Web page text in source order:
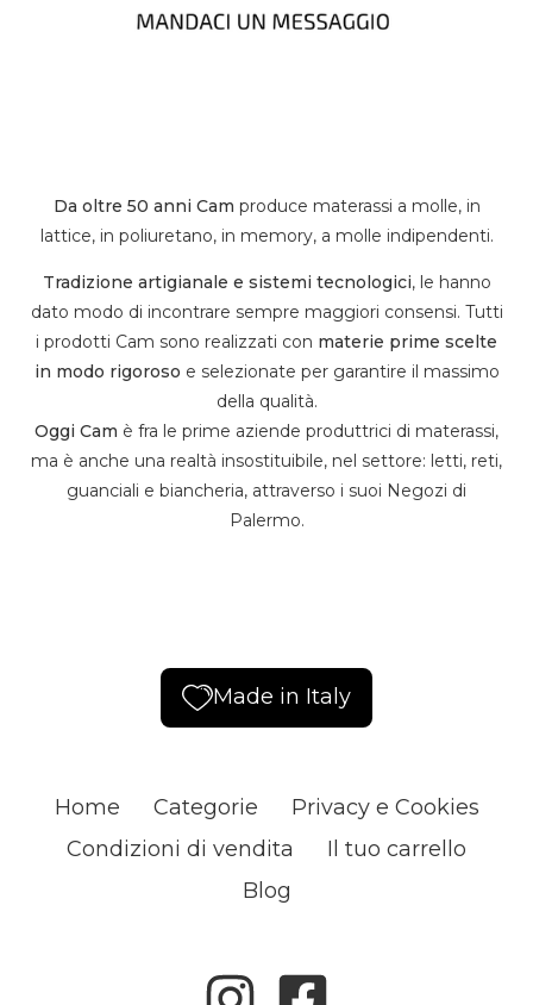
Da oltre 50 anni Cam produce materassi a molle, in
lattice, in poliuretano, in memory, a molle indipendenti.
Tradizione artigianale e sistemi tecnologici, le hanno
dato modo di incontrare sempre maggiori consensi. Tutti
i prodotti Cam sono realizzati con materie prime scelte
in modo rigoroso e selezionate per garantire il massimo
della qualità.
Oggi Cam è fra le prime aziende produttrici di materassi,
ma è anche una realtà insostituibile, nel settore: letti, reti,
guanciali e biancheria, attraverso i suoi Negozi di
Palermo.
Made in Italy
Home Categorie
Privacy e Cookies
Condizioni di vendita
Il tuo carrello
Blog